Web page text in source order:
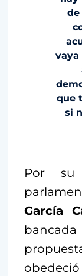
de
vaya
que
si
Por su
García